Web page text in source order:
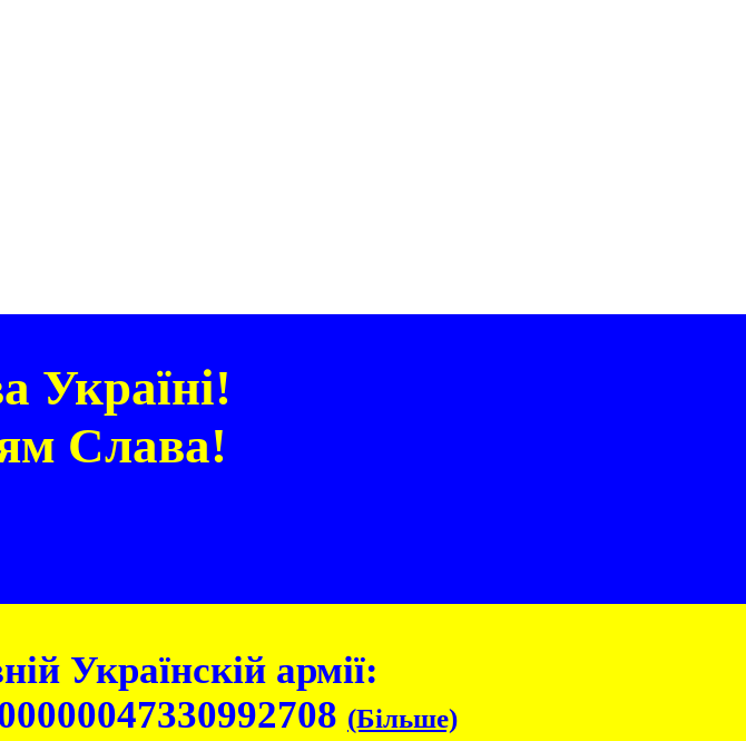
Україні!
Слава!
Українскій армії:
(Більше)